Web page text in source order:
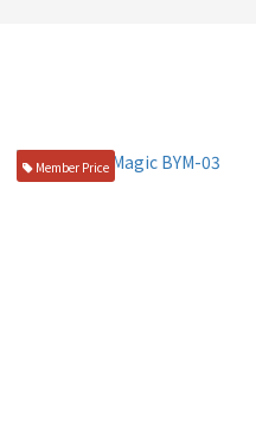
Member Price